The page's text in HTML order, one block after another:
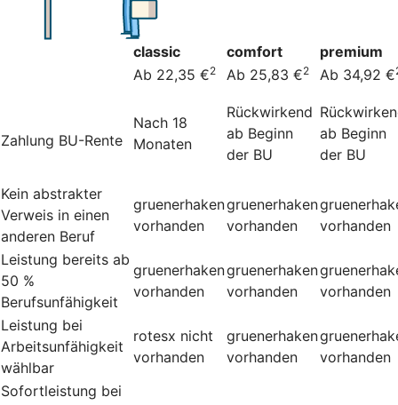
classic comfort
premium
Ab 22,35 €2 Ab 25,83 €2 Ab 34,92 €
Zahlung BU-Rente
Nach 18
Monaten
Rückwirkend
ab Beginn
der BU
ab Beginn
der BU
Kein abstrakter
Verweis in einen
anderen Beruf
gruenerhaken
vorhanden
gruenerhaken
vorhanden
vorhanden
Leistung bereits ab
50 %
Berufsunfähigkeit
gruenerhaken
vorhanden
gruenerhaken
vorhanden
vorhanden
Leistung bei
Arbeitsunfähigkeit
wählbar
rotesx nicht
vorhanden
gruenerhaken
vorhanden
vorhanden
Sofortleistung bei